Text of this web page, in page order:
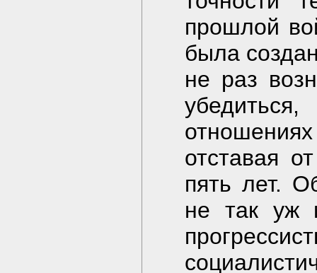
прошлой
была
не раз
отставая
пять лет.
не так уж